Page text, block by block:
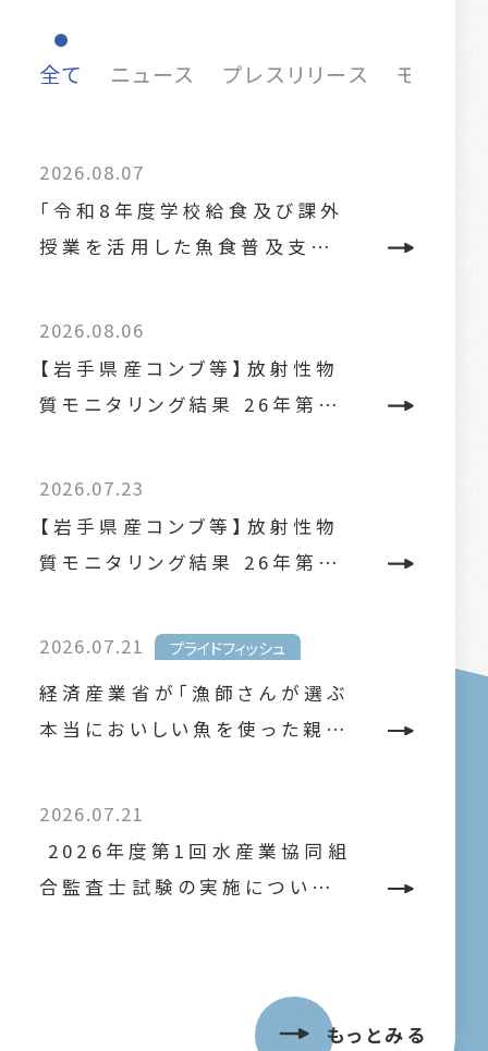
全て ニュース プレスリリース モニタリ
2026.08.07
「令和8年度学校給食及び課外
授業を活用した魚食普及支…
2026.08.06
【岩手県産コンブ等】放射性物
質モニタリング結果 26年第…
2026.07.23
【岩手県産コンブ等】放射性物
質モニタリング結果 26年第…
2026.07.21 プライドフィッシュ
経済産業省が「漁師さんが選ぶ
本当においしい魚を使った親…
2026.07.21
2026年度第1回水産業協同組
合監査士試験の実施につい…
もっとみる